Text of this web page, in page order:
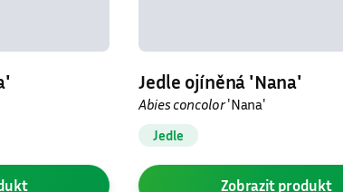
Jedle ojíněná ′Nana′
Abies concolor
Jedle